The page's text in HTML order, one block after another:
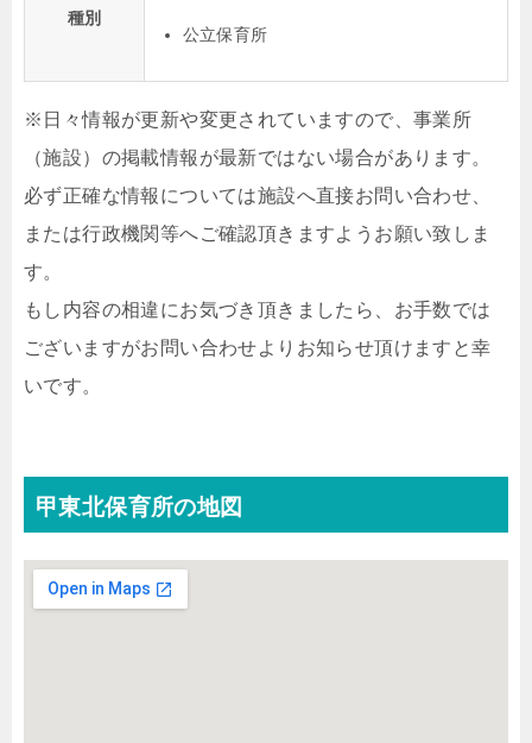
種別
公⽴保育所
※日々情報が更新や変更されていますので、事業所
（施設）の掲載情報が最新ではない場合があります。
必ず正確な情報については施設へ直接お問い合わせ、
または行政機関等へご確認頂きますようお願い致しま
す。
もし内容の相違にお気づき頂きましたら、お手数では
ございますがお問い合わせよりお知らせ頂けますと幸
いです。
甲東北保育所の地図